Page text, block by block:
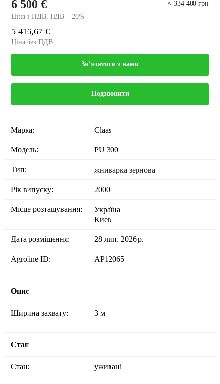
6 500 €
Ціна з ПДВ, ПДВ – 20%
≈ 334 400 грн
5 416,67 €
Ціна без ПДВ
Зв'язатися з нами
Подзвонити
Марка: Claas
Модель: PU 300
Тип: жниварка зернова
Рік випуску: 2000
Місце розташування:
Україна
Киев
Дата розміщення: 28 лип. 2026 р.
Agroline ID: AP12065
Опис
Ширина захвату: 3 м
Стан
Стан: уживані